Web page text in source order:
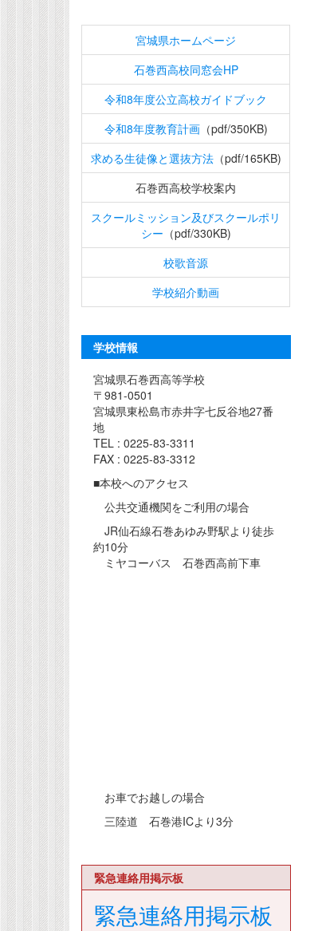
宮城県ホームページ
石巻西高校同窓会HP
令和8年度公立高校ガイドブック
令和8年度教育計画（pdf/350KB)
求める生徒像と選抜方法（pdf/165KB)
石巻西高校学校案内
スクールミッション及びスクールポリ
シー （pdf/330KB)
校歌音源
学校紹介動画
学校情報
宮城県石巻西高等学校
〒981-0501
宮城県東松島市赤井字七反谷地27番
地
TEL : 0225-83-3311
FAX : 0225-83-3312
■本校へのアクセス
公共交通機関をご利用の場合
JR仙石線石巻あゆみ野駅より徒歩
約10分
ミヤコーバス 石巻西高前下車
お車でお越しの場合
三陸道 石巻港ICより3分
緊急連絡用掲示板
緊急連絡用掲示板